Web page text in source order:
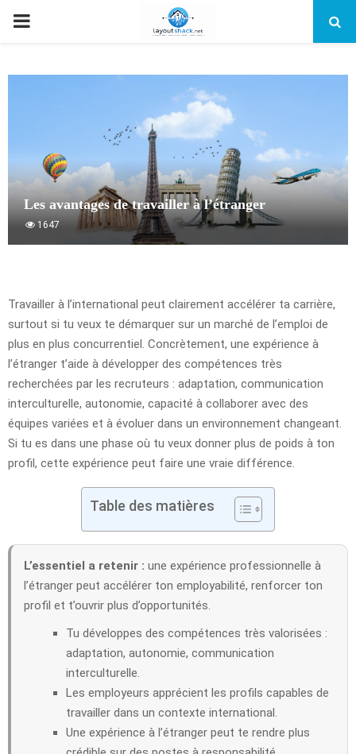
PRIMARY
Les avantages de travailler à l’étranger
1647
Travailler à l’international peut clairement accélérer ta carrière,
surtout si tu veux te démarquer sur un marché de l’emploi de
plus en plus concurrentiel. Concrètement, une expérience à
l’étranger t’aide à développer des compétences très
recherchées par les recruteurs : adaptation, communication
interculturelle, autonomie, capacité à collaborer avec des
équipes variées et à évoluer dans un environnement changeant.
Si tu es dans une phase où tu veux donner plus de poids à ton
profil, cette expérience peut faire une vraie différence.
Table des matières
L’essentiel a retenir : une expérience professionnelle à
l’étranger peut accélérer ton employabilité, renforcer ton
profil et t’ouvrir plus d’opportunités.
Tu développes des compétences très valorisées :
adaptation, autonomie, communication
interculturelle.
Les employeurs apprécient les profils capables de
travailler dans un contexte international.
Une expérience à l’étranger peut te rendre plus